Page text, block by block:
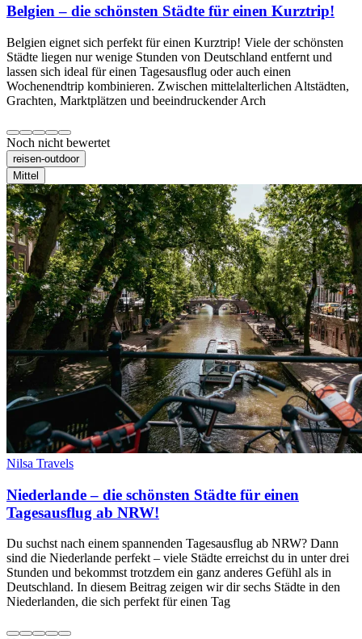
Belgien – die schönsten Städte für einen Kurztrip!
Belgien eignet sich perfekt für einen Kurztrip! Viele der schönsten
Städte liegen nur wenige Stunden von Deutschland entfernt und
lassen sich ideal für einen Tagesausflug oder auch einen
Wochenendtrip kombinieren. Zwischen mittelalterlichen Altstädten,
Grachten, Marktplätzen und beeindruckender Arch
Noch nicht bewertet
reisen-outdoor
Mittel
Nilsa Travels
Niederlande – die schönsten Städte für einen
Tagesausflug ab NRW!
Du suchst nach einem spannenden Tagesausflug ab NRW? Dann
sind die Niederlande perfekt – viele Städte erreichst du in unter drei
Stunden und bekommst trotzdem ein ganz anderes Gefühl als in
Deutschland. In diesem Beitrag zeigen wir dir sechs Städte in den
Niederlanden, die sich perfekt für einen Tag